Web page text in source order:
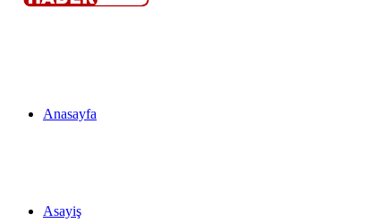
Anasayfa
Asayiş